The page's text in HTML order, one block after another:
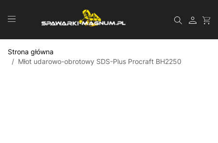
Szukaj
Strona główna
/ Młot udarowo-obrotowy SDS-Plus Procraft BH2250